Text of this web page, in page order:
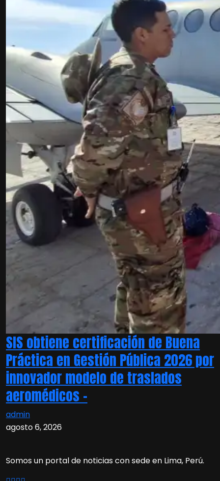
SIS obtiene certificación de Buena
Práctica en Gestión Pública 2026 por
innovador modelo de traslados
aeromédicos –
admin
agosto 6, 2026
Somos un portal de noticias con sede en Lima, Perú.